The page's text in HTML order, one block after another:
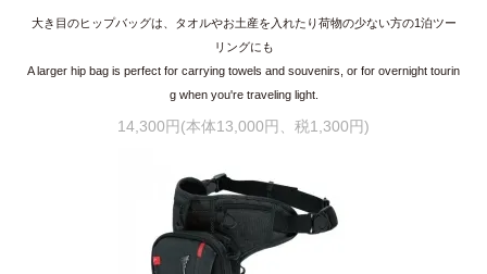
大き目のヒップバッグは、タオルやお土産を入れたり荷物の少ない方の1泊ツー
リングにも
A larger hip bag is perfect for carrying towels and souvenirs, or for overnight tourin
g when you're traveling light.
14,300円(本体13,000円、税1,300円)